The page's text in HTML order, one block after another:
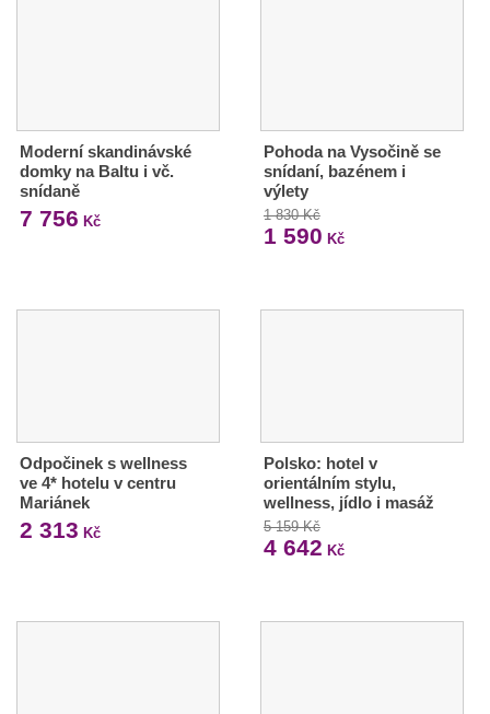
Moderní skandinávské
domky na Baltu i vč.
snídaně
7 756 Kč
Pohoda na Vysočině se
snídaní, bazénem i
výlety
1 830 Kč
1 590 Kč
Odpočinek s wellness
ve 4* hotelu v centru
Mariánek
2 313 Kč
Polsko: hotel v
orientálním stylu,
wellness, jídlo i masáž
5 159 Kč
4 642 Kč